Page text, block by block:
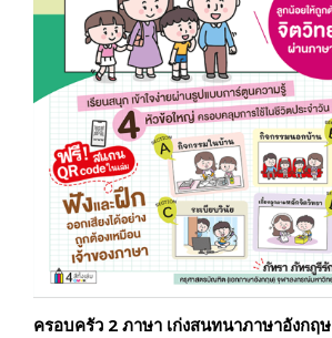
ครอบครัว 2 ภาษา เก่งสนทนาภาษาอังกฤษ